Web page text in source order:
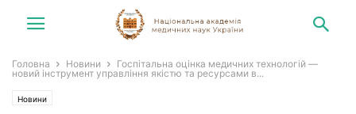
Головна Новини
Госпітальна оцінка медичних технологій —
новий інструмент управління якістю та ресурсами в...
Новини